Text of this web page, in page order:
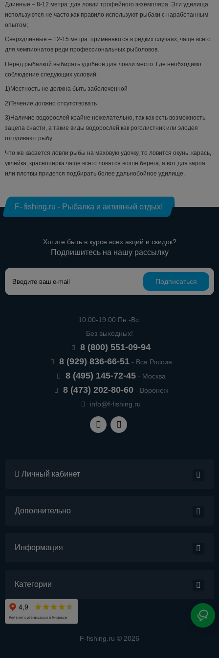
Длинные – 8-12 метра: для ловли трофейного экземпляра. Эти удилища
используются не часто,как правило используют рыбаки с наработанным
опытом;
Сверхдлинные – 12-15 метра: применяются в редких случаях, чаще всего
для чемпионатов реди профессиональных рыболовов.
Перед рыбалкой выбирать удобное для ловли место. Где необходимо
соблюдение следующих условий:
1)Местность не должна быть заболоченной
2)Течение должно отсутствовать
3)Наличие водорослей крайне нежелательно, так как есть возможность
зацепа снасти, а такие виды водорослей как роголистник или элодея
отпугивают рыбу.
Что же касается ловли рыбы на маховую удочку, то ловится окунь, карась,
уклейка, красноперка чаще всего ловятся возле берега, а вот для карпа
или плотвы придется подбирать более дальнобойное удилище.
F- fishing.ru - Рыбалка и активный отдых!
Хотите быть в курсе всех акций и скидок?
Подпишитесь на нашу рассылку
Подписаться
10:00-19:00 Пн.-Вс.
Без выходных!
8 (800) 551-09-94
8 (929) 836-66-51- Вся Россия
8 (495) 145-72-45- Москва
8 (473) 202-80-60- Воронеж
info@f-fishing.ru
Личный кабинет
Дополнительно
Информация
Категории
F-fishing.ru © 2026